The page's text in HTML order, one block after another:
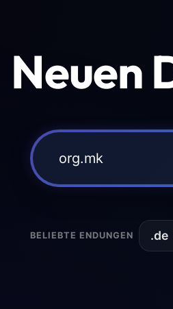
Neuen
BELIEBTE ENDUNGEN .de